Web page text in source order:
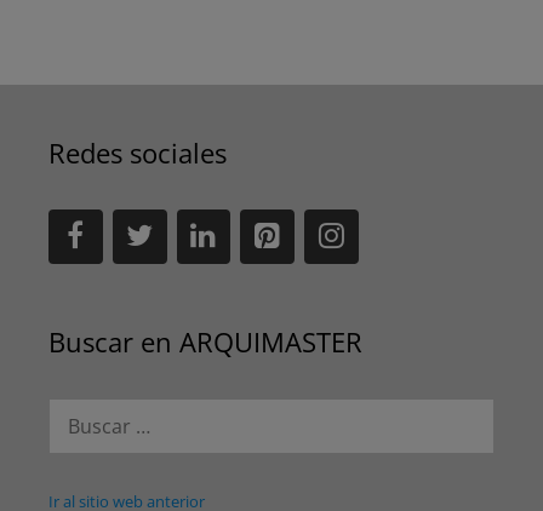
Redes sociales
Buscar en ARQUIMASTER
Ir al sitio web anterior